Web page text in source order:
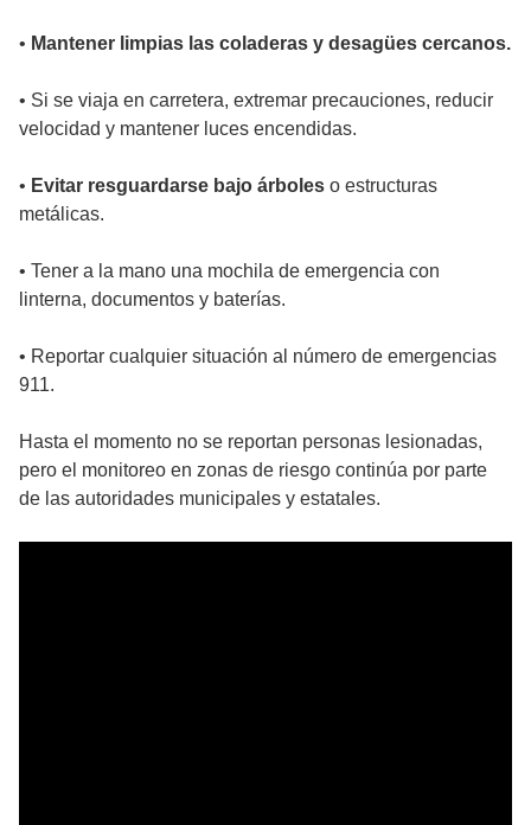
• Mantener limpias las coladeras y desagües cercanos.
• Si se viaja en carretera, extremar precauciones, reducir
velocidad y mantener luces encendidas.
• Evitar resguardarse bajo árboles o estructuras
metálicas.
• Tener a la mano una mochila de emergencia con
linterna, documentos y baterías.
• Reportar cualquier situación al número de emergencias
911.
Hasta el momento no se reportan personas lesionadas,
pero el monitoreo en zonas de riesgo continúa por parte
de las autoridades municipales y estatales.